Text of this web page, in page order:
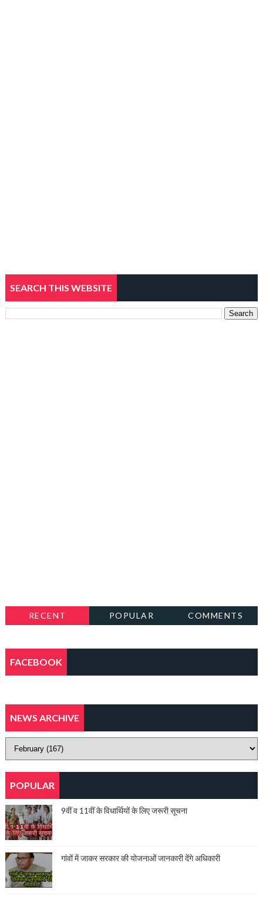
SEARCH THIS WEBSITE
RECENT POPULAR COMMENTS
FACEBOOK
NEWS ARCHIVE
POPULAR
9वीं व 11वीं के विधार्थियों के लिए जरूरी सूचना
गांवों में जाकर सरकार की योजनाओं जानकारी देंगे अधिकारी